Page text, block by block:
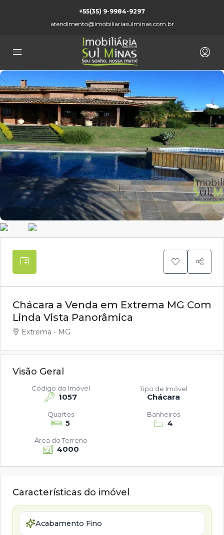
+55(35) 9-9984-9297
atendimento@imobiliariasulminas.com.br
Chácara a Venda em Extrema MG Com
Linda Vista Panorâmica
Extrema - MG
Visão Geral
1057
Código do Imóvel
Chácara
Tipo de Imóvel
5
Quartos
4
Banheiros
4000
Área do Terreno
Características do imóvel
Acabamento Fino